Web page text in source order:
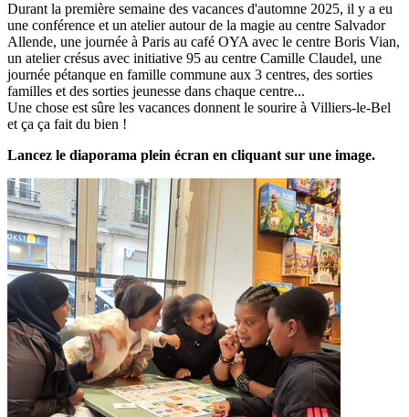
Durant la première semaine des vacances d'automne 2025, il y a eu
une conférence et un atelier autour de la magie au centre Salvador
Allende, une journée à Paris au café OYA avec le centre Boris Vian,
un atelier crésus avec initiative 95 au centre Camille Claudel, une
journée pétanque en famille commune aux 3 centres, des sorties
familles et des sorties jeunesse dans chaque centre...
Une chose est sûre les vacances donnent le sourire à Villiers-le-Bel
et ça ça fait du bien !
Lancez le diaporama plein écran en cliquant sur une image.